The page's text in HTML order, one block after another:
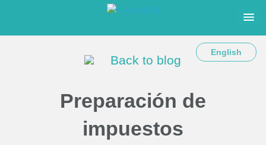
English
Back to blog
Preparación de
impuestos